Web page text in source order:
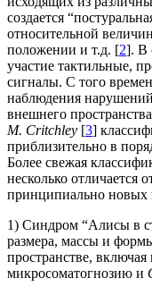
создается
относительной
положении и т.д. [2]. В
участие тактильные,
сигналы. С того
наблюдения
внешнего
M. Critchley [3]
приблизительно в
Более свежая
несколько отличается
принципиально новых
1) Синдром “Алисы в
размера, массы и
пространстве,
микросоматогнозию и